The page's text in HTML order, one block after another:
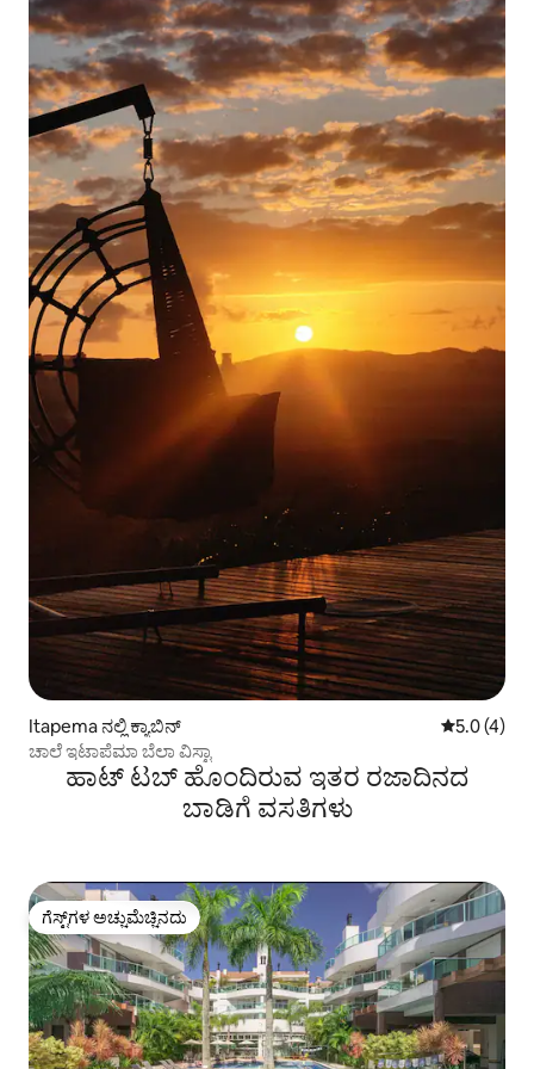
Itapema ನಲ್ಲಿ ಕ್ಯಾಬಿನ್ 5 ರಲ್ಲಿ 5.0
5.0 (4)
ಚಾಲೆ ಇಟಾಪೆಮಾ ಬೆಲಾ ವಿಸ್ಟಾ
ಹಾಟ್ ಟಬ್ ಹೊಂದಿರುವ ಇತರ ರಜಾದಿನದ
ಬಾಡಿಗೆ ವಸತಿಗಳು
ಗೆಸ್ಟ್‌ಗಳ ಅಚ್ಚುಮೆಚ್ಚಿನದು
ಗೆಸ್ಟ್‌ಗಳ ಅಚ್ಚುಮೆಚ್ಚಿನದು